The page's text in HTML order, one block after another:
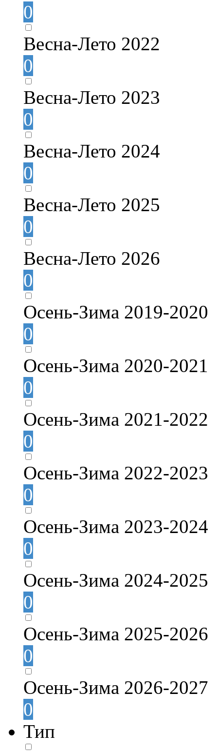
0
Весна-Лето 2022
0
Весна-Лето 2023
0
Весна-Лето 2024
0
Весна-Лето 2025
0
Весна-Лето 2026
0
Осень-Зима 2019-2020
0
Осень-Зима 2020-2021
0
Осень-Зима 2021-2022
0
Осень-Зима 2022-2023
0
Осень-Зима 2023-2024
0
Осень-Зима 2024-2025
0
Осень-Зима 2025-2026
0
Осень-Зима 2026-2027
0
Тип